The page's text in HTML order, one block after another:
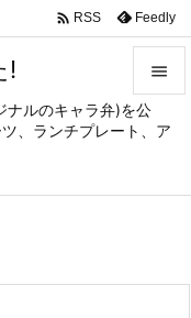
!
ナルのキャラ弁)を公
、ランチプレート、ア


メニュ
サイド

 RSS Feedly